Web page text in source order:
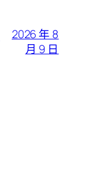
2026 年 8
月 9 日